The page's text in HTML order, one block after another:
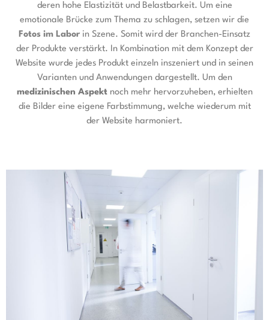
deren hohe Elastizität und Belastbarkeit. Um eine
emotionale Brücke zum Thema zu schlagen, setzen wir die
Fotos im Labor in Szene. Somit wird der Branchen-Einsatz
der Produkte verstärkt. In Kombination mit dem Konzept der
Website wurde jedes Produkt einzeln inszeniert und in seinen
Varianten und Anwendungen dargestellt. Um den
medizinischen Aspektnoch mehr hervorzuheben, erhielten
die Bilder eine eigene Farbstimmung, welche wiederum mit
der Website harmoniert.